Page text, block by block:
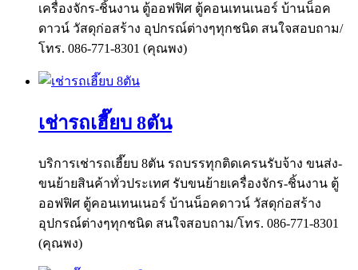
เครื่องจักร-ชิ้นงาน ตู้ออฟฟิศ ตู้คอนเทนเนอร์ บ้านน็อค
ดาวน์ วัสดุก่อสร้าง อุปกรณ์ต่างๆทุกชนิด สนใจสอบถาม/
โทร. 086-771-8301 (คุณพง)
เช่ารถเฮี๊ยบ 8ตัน
บริการเช่ารถเฮี๊ยบ 8ตัน รถบรรทุกติดเครนรับจ้าง ขนส่ง-
ขนย้ายสินค้าทั่วประเทศ รับขนย้ายเครื่องจักร-ชิ้นงาน ตู้
ออฟฟิศ ตู้คอนเทนเนอร์ บ้านน็อคดาวน์ วัสดุก่อสร้าง
อุปกรณ์ต่างๆทุกชนิด สนใจสอบถาม/โทร. 086-771-8301
(คุณพง)